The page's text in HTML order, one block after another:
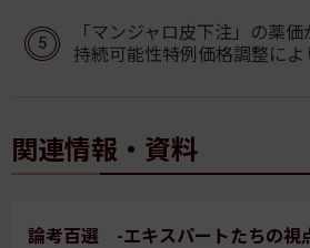
「マンジャロ皮下注」の薬
持続可能性特例価格調整によ
関連情報・資料
論考百選 -エキスパートたちの視